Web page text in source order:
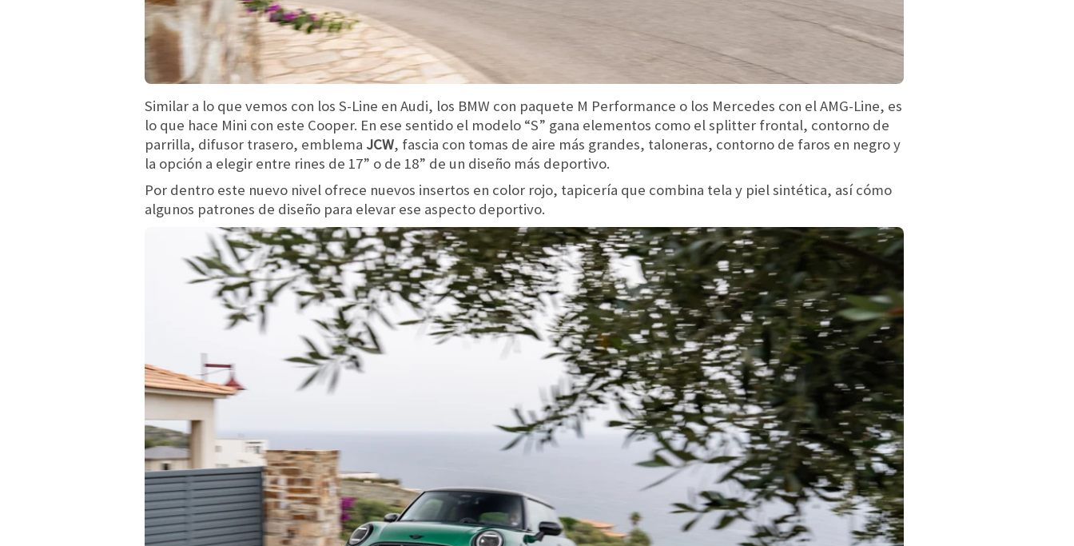
Similar a lo que vemos con los S-Line en Audi, los BMW con paquete M Performance o los Mercedes con el AMG-Line, es
lo que hace Mini con este Cooper. En ese sentido el modelo “S” gana elementos como el splitter frontal, contorno de
parrilla, difusor trasero, emblema JCW, fascia con tomas de aire más grandes, taloneras, contorno de faros en negro y
la opción a elegir entre rines de 17” o de 18” de un diseño más deportivo.
Por dentro este nuevo nivel ofrece nuevos insertos en color rojo, tapicería que combina tela y piel sintética, así cómo
algunos patrones de diseño para elevar ese aspecto deportivo.